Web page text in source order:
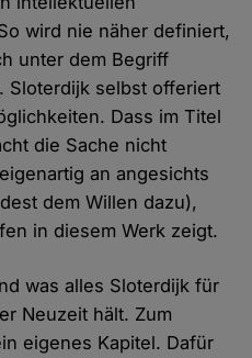
wird nie näher definiert,
unter dem Begriff
Sloterdijk selbst offeriert
Dass im Titel
die Sache nicht
an angesichts
dem Willen dazu),
in diesem Werk zeigt.
was alles Sloterdijk für
Neuzeit hält. Zum
eigenes Kapitel. Dafür